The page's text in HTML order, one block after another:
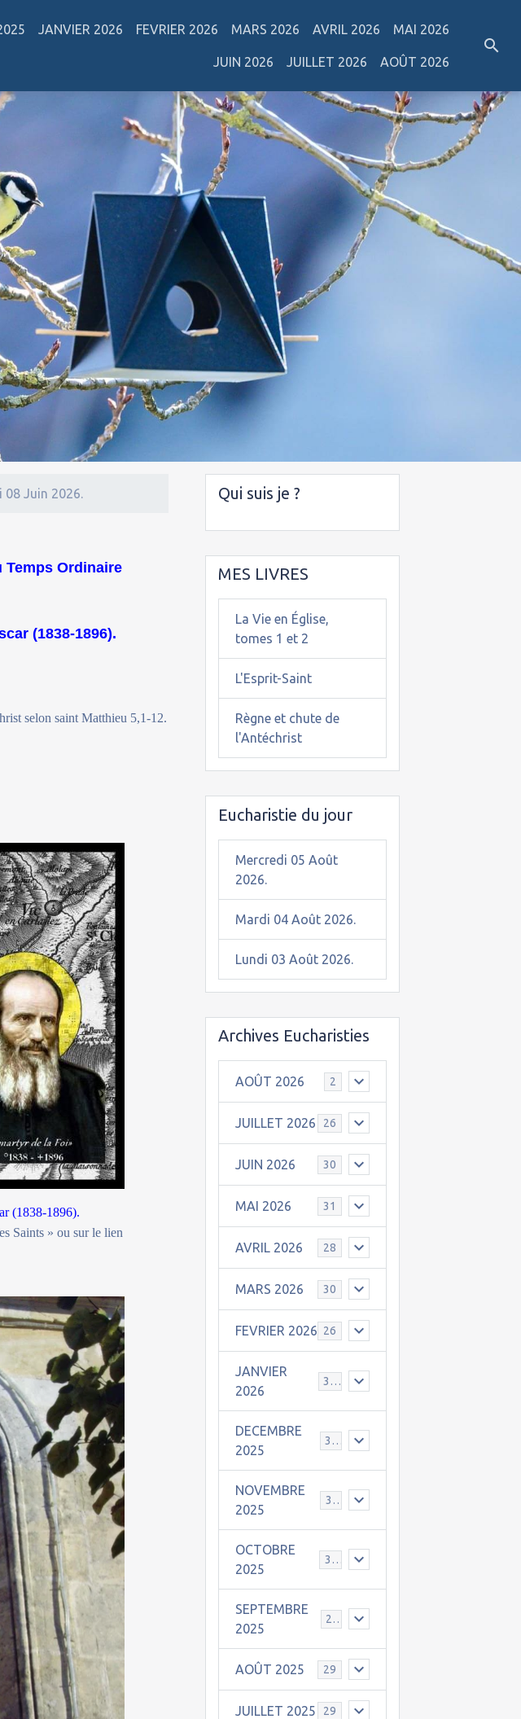
JANVIER 2026 FEVRIER 2026 MARS 2026 AVRIL 2026 MAI 2026
JUIN 2026 JUILLET 2026 AOÛT 2026
08 Juin 2026.
Temps Ordinaire
(1838-1896).
selon saint Matthieu 5,1-12.
(1838-1896).
Saints » ou sur le lien
Qui suis je ?
MES LIVRES
La Vie en Église,
tomes 1 et 2
L'Esprit-Saint
Règne et chute de
l'Antéchrist
Eucharistie du jour
Mercredi 05 Août
2026.
Mardi 04 Août 2026.
Lundi 03 Août 2026.
Archives Eucharisties
AOÛT 2026 2
JUILLET 2026 26
JUIN 2026 30
MAI 2026 31
AVRIL 2026 28
MARS 2026 30
FEVRIER 2026 26
JANVIER
2026
31
DECEMBRE
2025
30
NOVEMBRE
2025
30
OCTOBRE
2025
31
SEPTEMBRE
2025
25
AOÛT 2025 29
JUILLET 2025 29